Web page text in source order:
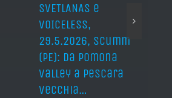
SVETLANAS e
VOICELESS,
29.5.2026, Scumm
(PE): da Pomona
Valley a Pescara
vecchia…